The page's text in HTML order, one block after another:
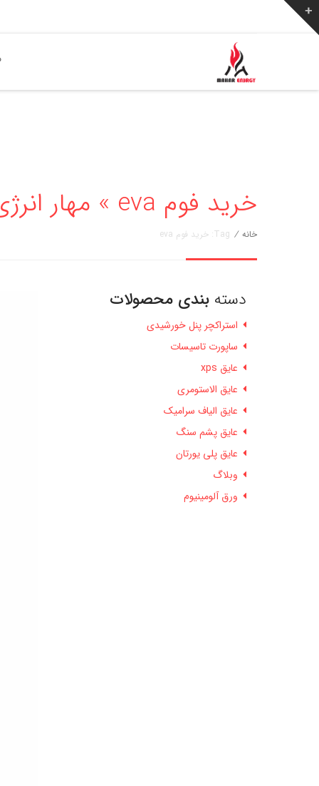
خرید فوم eva » مهار انرژی 02136256776
خانه / Tag: خرید فوم eva
دسته بندی محصولات
استراکچر پنل خورشیدی
ساپورت تاسیسات
عایق xps
عایق الاستومری
عایق الیاف سرامیک
عایق پشم سنگ
عایق پلی یورتان
وبلاگ
ورق آلومینیوم